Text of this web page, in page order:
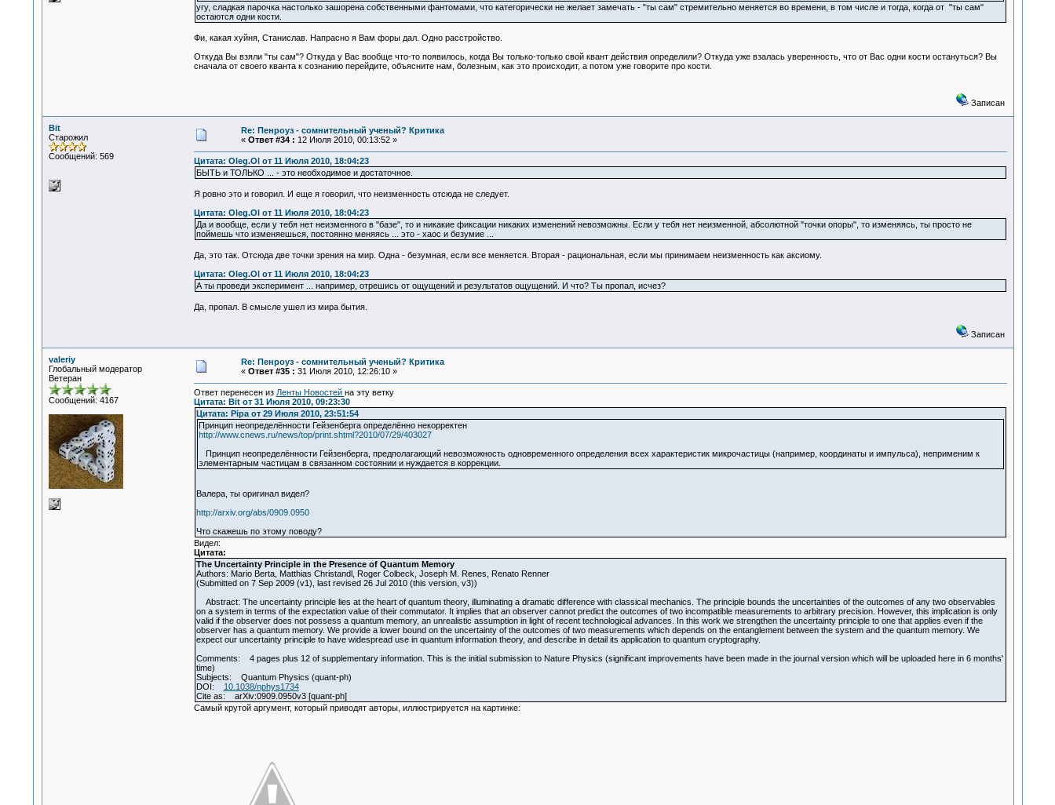
угу, сладкая парочка настолько зашорена собственными фантомами, что категорически не желает замечать - "ты сам" стремительно меняется во времени, в том числе и тогда, когда от "ты сам"
остаются одни кости.
Фи, какая хуйня, Станислав. Напрасно я Вам форы дал. Одно расстройство.
Откуда Вы взяли "ты сам"? Откуда у Вас вообще что-то появилось, когда Вы только-только свой квант действия определили? Откуда уже взалась уверенность, что от Вас одни кости остануться? Вы
сначала от своего кванта к сознанию перейдите, объясните нам, болезным, как это происходит, а потом уже говорите про кости.
Записан
Bit
Старожил
Сообщений: 569
Re: Пенроуз - сомнительный ученый? Критика
« Ответ #34 : 12 Июля 2010, 00:13:52 »
Цитата: Oleg.Ol от 11 Июля 2010, 18:04:23
БЫТЬ и ТОЛЬКО ... - это необходимое и достаточное.
Я ровно это и говорил. И еще я говорил, что неизменность отсюда не следует.
Цитата: Oleg.Ol от 11 Июля 2010, 18:04:23
Да и вообще, если у тебя нет неизменного в "базе", то и никакие фиксации никаких изменений невозможны. Если у тебя нет неизменной, абсолютной "точки опоры", то изменяясь, ты просто не
поймешь что изменяешься, постоянно меняясь ... это - хаос и безумие ...
Да, это так. Отсюда две точки зрения на мир. Одна - безумная, если все меняется. Вторая - рациональная, если мы принимаем неизменность как аксиому.
Цитата: Oleg.Ol от 11 Июля 2010, 18:04:23
А ты проведи эксперимент ... например, отрешись от ощущений и результатов ощущений. И что? Ты пропал, исчез?
Да, пропал. В смысле ушел из мира бытия.
Записан
valeriy
Глобальный модератор
Ветеран
Сообщений: 4167
Re: Пенроуз - сомнительный ученый? Критика
« Ответ #35 : 31 Июля 2010, 12:26:10 »
Ответ перенесен из Ленты Новостей на эту ветку
Цитата: Bit от 31 Июля 2010, 09:23:30
Цитата: Pipa от 29 Июля 2010, 23:51:54
Принцип неопределённости Гейзенберга определённо некорректен
http://www.cnews.ru/news/top/print.shtml?2010/07/29/403027
Принцип неопределённости Гейзенберга, предполагающий невозможность одновременного определения всех характеристик микрочастицы (например, координаты и импульса), неприменим к
элементарным частицам в связанном состоянии и нуждается в коррекции.
Валера, ты оригинал видел?
http://arxiv.org/abs/0909.0950
Что скажешь по этому поводу?
Видел:
Цитата:
The Uncertainty Principle in the Presence of Quantum Memory
Authors: Mario Berta, Matthias Christandl, Roger Colbeck, Joseph M. Renes, Renato Renner
(Submitted on 7 Sep 2009 (v1), last revised 26 Jul 2010 (this version, v3))
Abstract: The uncertainty principle lies at the heart of quantum theory, illuminating a dramatic difference with classical mechanics. The principle bounds the uncertainties of the outcomes of any two observables
on a system in terms of the expectation value of their commutator. It implies that an observer cannot predict the outcomes of two incompatible measurements to arbitrary precision. However, this implication is only
valid if the observer does not possess a quantum memory, an unrealistic assumption in light of recent technological advances. In this work we strengthen the uncertainty principle to one that applies even if the
observer has a quantum memory. We provide a lower bound on the uncertainty of the outcomes of two measurements which depends on the entanglement between the system and the quantum memory. We
expect our uncertainty principle to have widespread use in quantum information theory, and describe in detail its application to quantum cryptography.
Comments: 4 pages plus 12 of supplementary information. This is the initial submission to Nature Physics (significant improvements have been made in the journal version which will be uploaded here in 6 months'
time)
Subjects: Quantum Physics (quant-ph)
DOI:
10.1038/nphys1734
Cite as: arXiv:0909.0950v3 [quant-ph]
Самый крутой аргумент, который приводят авторы, иллюстрируется на картинке: